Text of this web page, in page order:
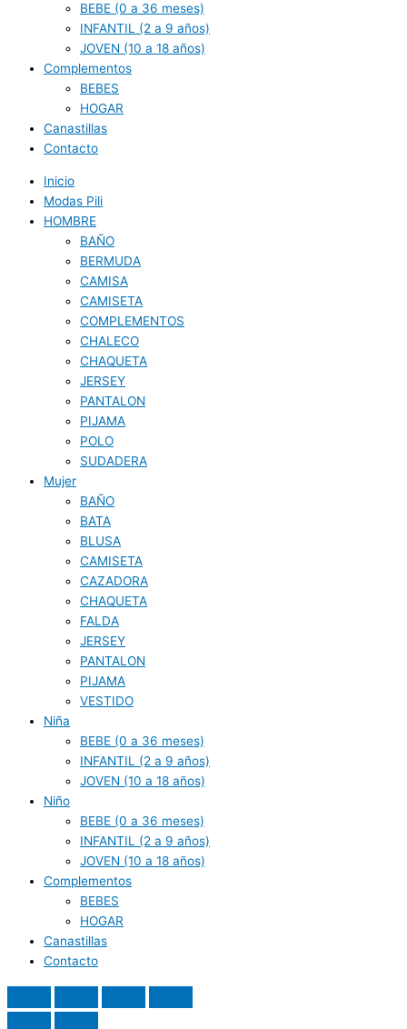
BEBE (0 a 36 meses)
INFANTIL (2 a 9 años)
JOVEN (10 a 18 años)
Complementos
BEBES
HOGAR
Canastillas
Contacto
Inicio
Modas Pili
HOMBRE
BAÑO
BERMUDA
CAMISA
CAMISETA
COMPLEMENTOS
CHALECO
CHAQUETA
JERSEY
PANTALON
PIJAMA
POLO
SUDADERA
Mujer
BAÑO
BATA
BLUSA
CAMISETA
CAZADORA
CHAQUETA
FALDA
JERSEY
PANTALON
PIJAMA
VESTIDO
Niña
BEBE (0 a 36 meses)
INFANTIL (2 a 9 años)
JOVEN (10 a 18 años)
Niño
BEBE (0 a 36 meses)
INFANTIL (2 a 9 años)
JOVEN (10 a 18 años)
Complementos
BEBES
HOGAR
Canastillas
Contacto